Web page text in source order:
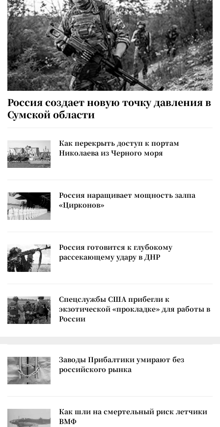
Россия создает новую точку давления в
Сумской области
Как перекрыть доступ к портам
Николаева из Черного моря
Россия наращивает мощность залпа
«Цирконов»
Россия готовится к глубокому
рассекающему удару в ДНР
Спецслужбы США прибегли к
экзотической «прокладке» для работы в
России
Заводы Прибалтики умирают без
российского рынка
Как шли на смертельный риск летчики
ВМФ